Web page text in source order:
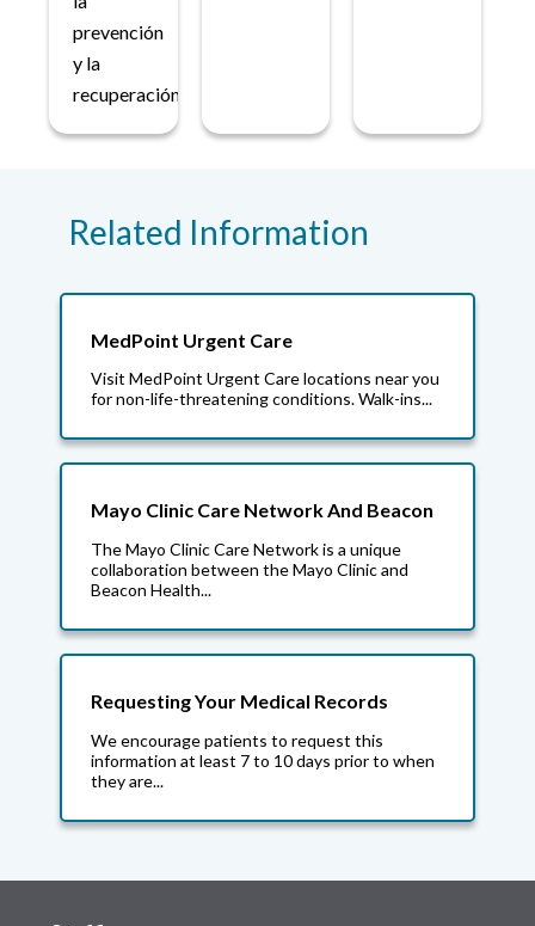
prevención
y la
recuperación.
Related Information
MedPoint Urgent Care
Visit MedPoint Urgent Care locations near you
for non-life-threatening conditions. Walk-ins...
Mayo Clinic Care Network And Beacon
The Mayo Clinic Care Network is a unique
collaboration between the Mayo Clinic and
Beacon Health...
Requesting Your Medical Records
We encourage patients to request this
information at least 7 to 10 days prior to when
they are...